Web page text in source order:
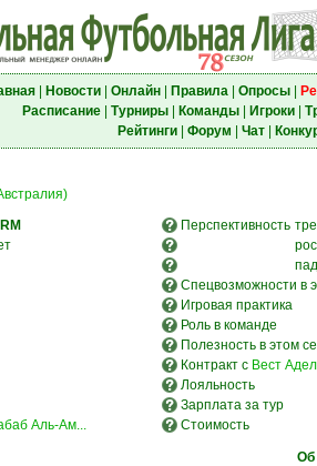
| Новости| Онлайн| Правила| Опросы|
Расписание| Турниры| Команды| Игроки|
Рейтинги| Форум Чат|
RM Перспективность
Спецвозможности в
Игровая практика
Роль в команде
Полезность в этом
Контракт с Вест
Лояльность
Зарплата за тур
Аль-Ам... Стоимость
Об